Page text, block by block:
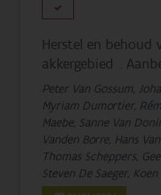
Herstel en
akkergebied .
Peter Van Gossum,
Myriam Dumortier,
Maebe, Sanne Van
Vanden Borre, Hans
Thomas Scheppers,
Steven De Saeger,